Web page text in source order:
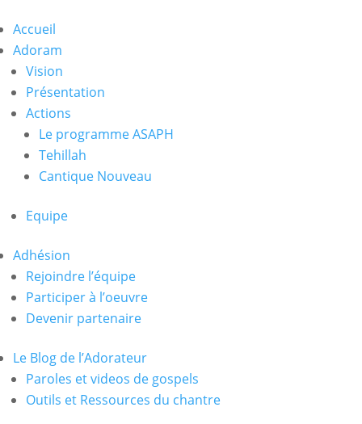
Accueil
Adoram
Vision
Présentation
Actions
Le programme ASAPH
Tehillah
Cantique Nouveau
Equipe
Adhésion
Rejoindre l’équipe
Participer à l’oeuvre
Devenir partenaire
Le Blog de l’Adorateur
Paroles et videos de gospels
Outils et Ressources du chantre